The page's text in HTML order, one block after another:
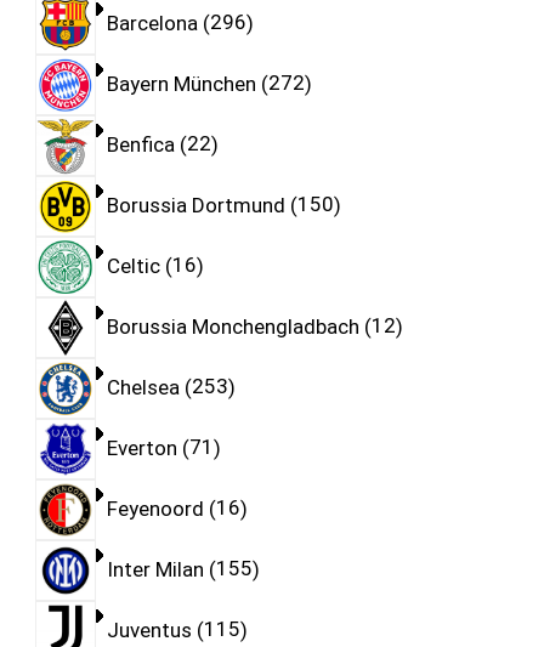
Barcelona 296
Bayern München 272
Benfica 22
Borussia Dortmund 150
Celtic 16
Borussia Monchengladbach 12
Chelsea 253
Everton 71
Feyenoord 16
Inter Milan 155
Juventus 115